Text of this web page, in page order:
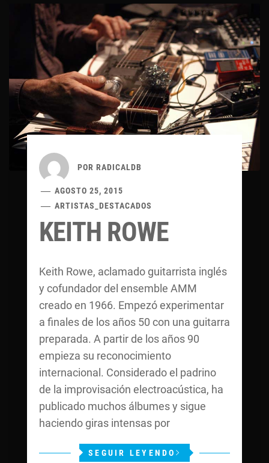
POR RADICALDB
AGOSTO 25, 2015
ARTISTAS_DESTACADOS
KEITH ROWE
Keith Rowe, aclamado guitarrista inglés
y cofundador del ensemble AMM
creado en 1966. Empezó experimentar
a finales de los años 50 con una guitarra
preparada. A partir de los años 90
empieza su reconocimiento
internacional. Considerado el padrino
de la improvisación electroacústica, ha
publicado muchos álbumes y sigue
haciendo giras intensas por
SEGUIR LEYENDO